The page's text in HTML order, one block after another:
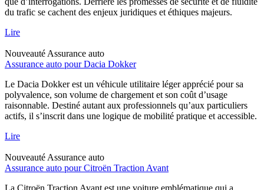
du trafic se cachent des enjeux juridiques et éthiques majeurs.
Lire
Nouveauté Assurance auto
Assurance auto pour Dacia Dokker
Le Dacia Dokker est un véhicule utilitaire léger apprécié pour sa
polyvalence, son volume de chargement et son coût d’usage
raisonnable. Destiné autant aux professionnels qu’aux particuliers
actifs, il s’inscrit dans une logique de mobilité pratique et accessible.
Lire
Nouveauté Assurance auto
Assurance auto pour Citroën Traction Avant
La Citroën Traction Avant est une voiture emblématique qui a